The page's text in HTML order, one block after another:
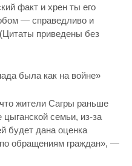
факт и хрен ты его
— справедливо и
приведены без
была как на войне»
жители Сагры раньше
семьи, из-за
будет дана оценка
обращениям граждан», —